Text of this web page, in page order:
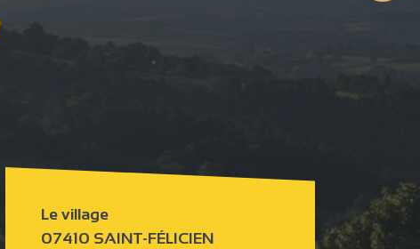
Le village
07410 SAINT-FÉLICIEN